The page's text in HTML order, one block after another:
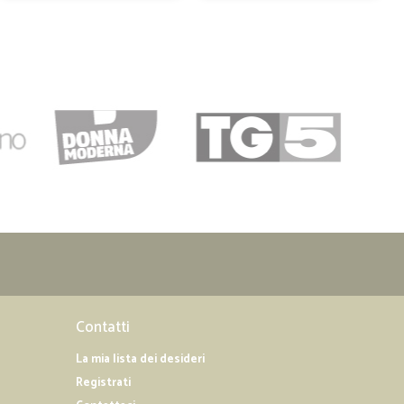
31/03/2020
Qualità ottima x tutti i prodotti.
c'è…
di quando arriverà il corriere..
dire...sicuramente rifaro' altri ordini
Contatti
La mia lista dei desideri
Registrati